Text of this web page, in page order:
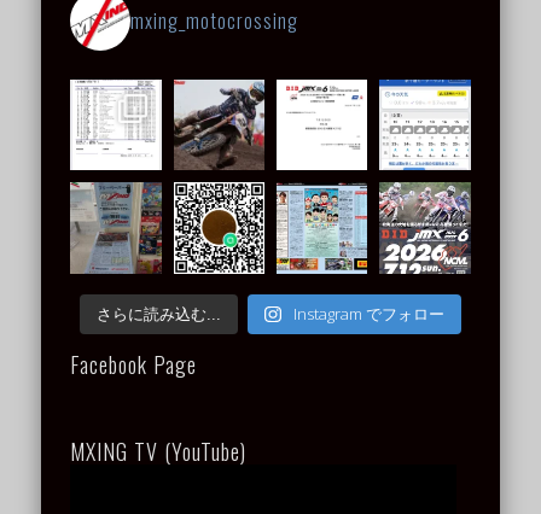
mxing_motocrossing
さらに読み込む... Instagram でフォロー
Facebook Page
MXING TV (YouTube)